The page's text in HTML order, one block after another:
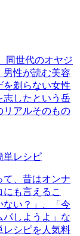
同世代のオヤジ
男性が読む美容
を剃らない女性
志したという岳
リアルそのもの
単レシピ
て、昔はオンナ
も言えるこ
ない？」、「今
パしようよ」な
レシピを人気料